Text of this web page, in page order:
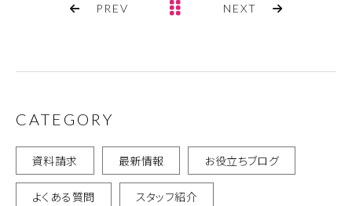
PREV NEXT
CATEGORY
資料請求 最新情報 お役立ちブログ
よくある質問 スタッフ紹介